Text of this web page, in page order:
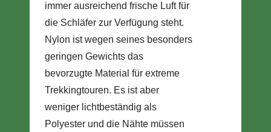
immer ausreichend frische Luft für
die Schläfer zur Verfügung steht.
Nylon ist wegen seines besonders
geringen Gewichts das
bevorzugte Material für extreme
Trekkingtouren. Es ist aber
weniger lichtbeständig als
Polyester und die Nähte müssen